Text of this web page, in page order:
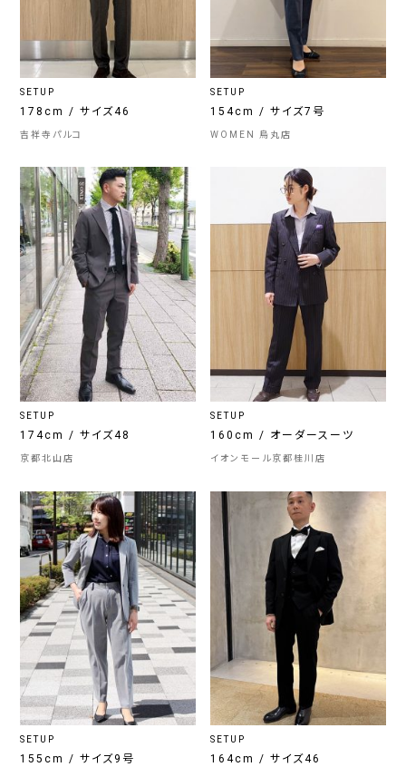
SETUP
178cm / サイズ46
吉祥寺パルコ
SETUP
154cm / サイズ7号
WOMEN 烏丸店
SETUP
174cm / サイズ48
京都北山店
SETUP
160cm / オーダースーツ
イオンモール京都桂川店
SETUP
155cm / サイズ9号
SETUP
164cm / サイズ46